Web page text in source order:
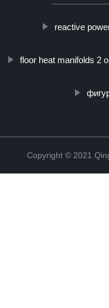
reactive
floor heat manifolds 2
Copyright © 2021